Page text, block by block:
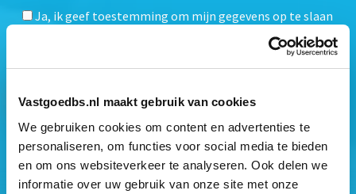
Vastgoedbs.nl maakt gebruik van cookies
We gebruiken cookies om content en advertenties te
personaliseren, om functies voor social media te bieden
en om ons websiteverkeer te analyseren. Ook delen we
informatie over uw gebruik van onze site met onze
Ja, ik geef toestemming om mijn gegevens op te slaan
en mij te informeren over het laatste vastgoednieuws.
Vastgoed Business School